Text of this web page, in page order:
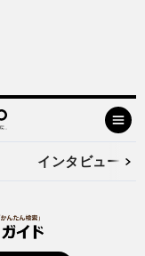
インタビュー